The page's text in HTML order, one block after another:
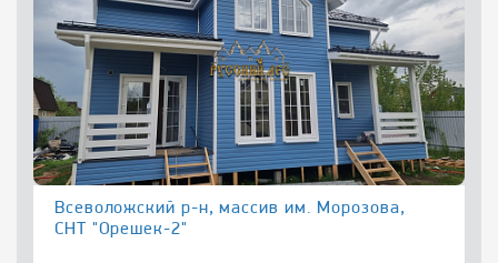
Всеволожский р-н, массив им. Морозова,
СНТ "Орешек-2"